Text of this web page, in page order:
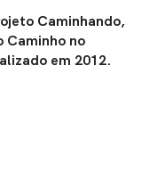
Caminhando,
Caminho no
em 2012.